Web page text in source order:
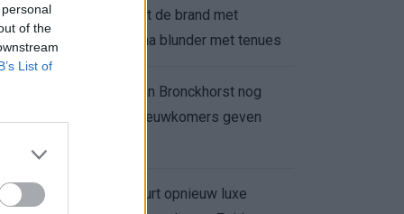
of the
List of
Ajax helpt Burnley uit de brand met
afgeknipte sokken na blunder met tenues
Feyenoord onder Van Bronckhorst nog
altijd ongeslagen: nieuwkomers geven
Hakim Ziyech verhuurt opnieuw luxe